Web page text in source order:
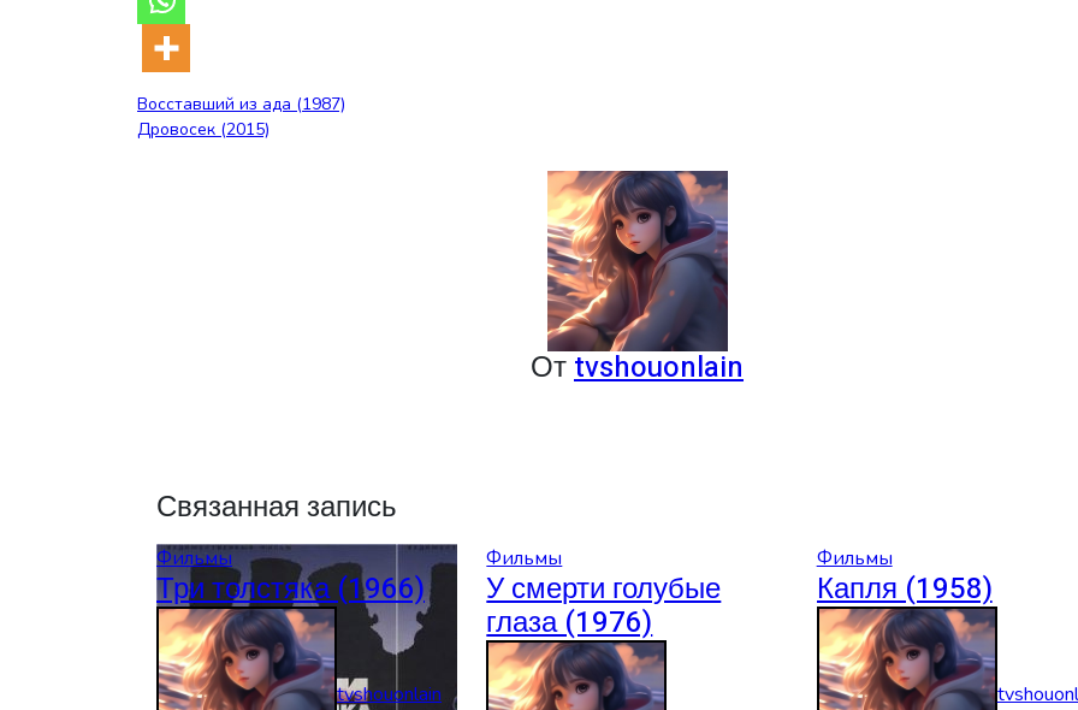
Навигация
по
Восставший из ада (1987)
Дровосек (2015)
От tvshouonlain
Связанная запись
Фильмы
Три толстяка (1966)
tvshouonlain
Фильмы
У смерти голубые
глаза (1976)
Фильмы
Капля (1958)